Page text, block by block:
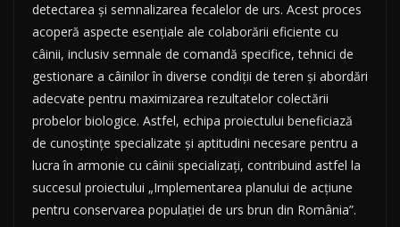
detectarea și semnalizarea fecalelor de urs. Acest proces
acoperă aspecte esențiale ale colaborării eficiente cu
câinii, inclusiv semnale de comandă specifice, tehnici de
gestionare a câinilor în diverse condiții de teren și abordări
adecvate pentru maximizarea rezultatelor colectării
probelor biologice. Astfel, echipa proiectului beneficiază
de cunoștințe specializate și aptitudini necesare pentru a
lucra în armonie cu câinii specializați, contribuind astfel la
succesul proiectului „Implementarea planului de acțiune
pentru conservarea populației de urs brun din România”.